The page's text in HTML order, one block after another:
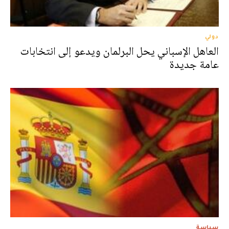
دولي
العاهل الإسباني يحل البرلمان ويدعو إلى انتخابات
عامة جديدة
سياسة